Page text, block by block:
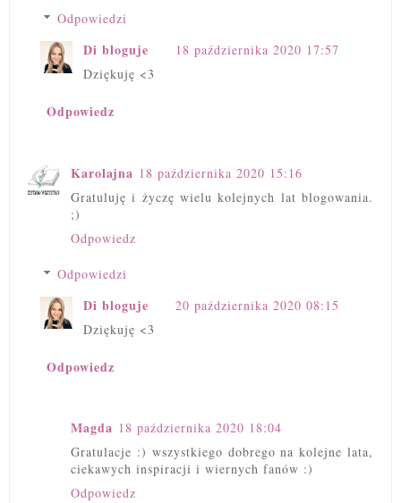
Odpowiedzi
Di bloguje
18 października 2020 17:57
Dziękuję <3
Odpowiedz
Karolajna 18 października 2020 15:16
Gratuluję i życzę wielu kolejnych lat blogowania.
;)
Odpowiedz
Odpowiedzi
Di bloguje
20 października 2020 08:15
Dziękuję <3
Odpowiedz
Magda 18 października 2020 18:04
Gratulacje :) wszystkiego dobrego na kolejne lata,
ciekawych inspiracji i wiernych fanów :)
Odpowiedz